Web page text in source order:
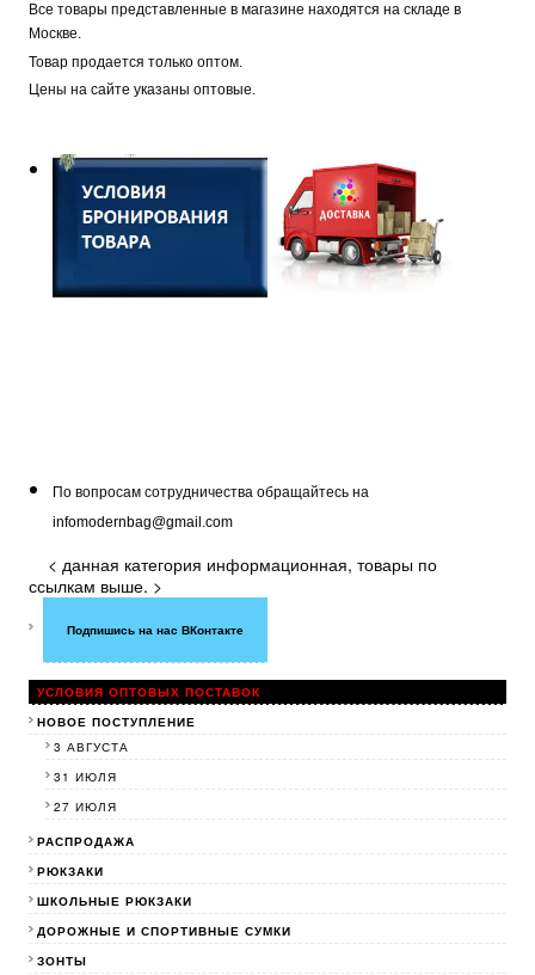
Все товары представленные в магазине находятся на складе в
Москве.
Товар продается только оптом.
Цены на сайте указаны оптовые.
По вопросам сотрудничества обращайтесь на
infomodernbag@gmail.com
< данная категория информационная, товары по
ссылкам выше. >
Подпишись на нас ВКонтакте
УСЛОВИЯ ОПТОВЫХ ПОСТАВОК
НОВОЕ ПОСТУПЛЕНИЕ
3 АВГУСТА
31 ИЮЛЯ
27 ИЮЛЯ
РАСПРОДАЖА
РЮКЗАКИ
ШКОЛЬНЫЕ РЮКЗАКИ
ДОРОЖНЫЕ И СПОРТИВНЫЕ СУМКИ
ЗОНТЫ